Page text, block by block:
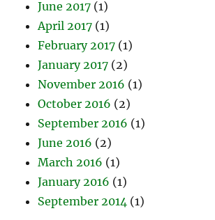
June 2017 (1)
April 2017 (1)
February 2017 (1)
January 2017 (2)
November 2016 (1)
October 2016 (2)
September 2016 (1)
June 2016 (2)
March 2016 (1)
January 2016 (1)
September 2014 (1)